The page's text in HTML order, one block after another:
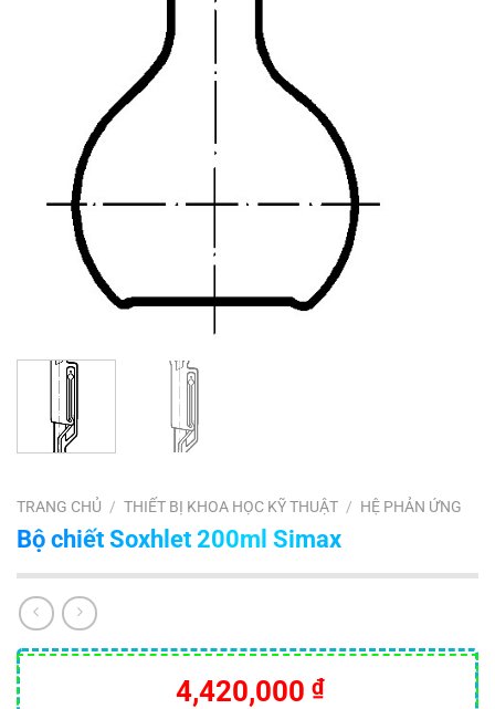
TRANG CHỦ / THIẾT BỊ KHOA HỌC KỸ THUẬT / HỆ PHẢN ỨNG
Bộ chiết Soxhlet 200ml Simax
4,420,000 ₫